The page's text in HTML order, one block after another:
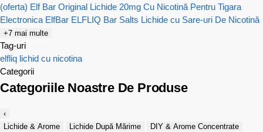
(oferta) Elf Bar Original Lichide 20mg Cu Nicotină Pentru Tigara
Electronica ElfBar ELFLIQ Bar Salts Lichide cu Sare-uri De Nicotină
+7 mai multe
Tag-uri
elfliq lichid cu nicotina
Categorii
Categoriile Noastre De Produse
‹
Lichide & Arome
Lichide După Mărime
DIY & Arome Concentrate